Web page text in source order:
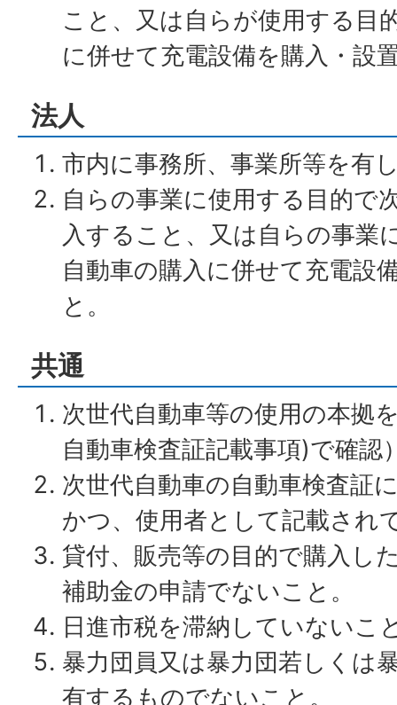
こと、又は自らが使用する目
に併せて充電設備を購入・設
法人
市内に事務所、事業所等を有
自らの事業に使用する目的で
入すること、又は自らの事業
自動車の購入に併せて充電設
と。
共通
次世代自動車等の使用の本拠
自動車検査証記載事項)で確認
次世代自動車の自動車検査証
かつ、使用者として記載され
貸付、販売等の目的で購入し
補助金の申請でないこと。
日進市税を滞納していないこ
暴力団員又は暴力団若しくは
有するものでないこと。